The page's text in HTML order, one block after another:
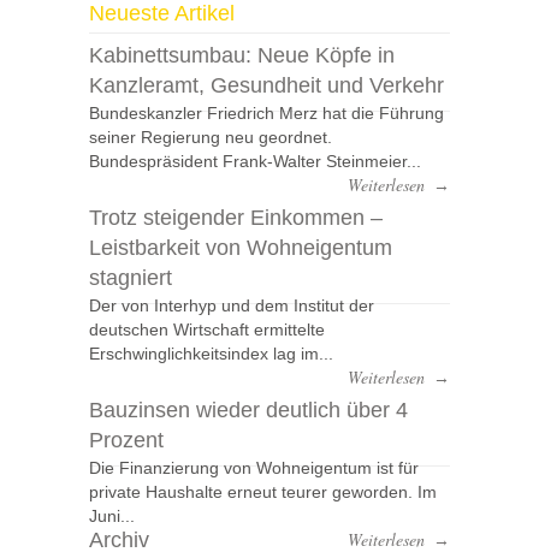
Neueste Artikel
Kabinettsumbau: Neue Köpfe in
Kanzleramt, Gesundheit und Verkehr
Bundeskanzler Friedrich Merz hat die Führung
seiner Regierung neu geordnet.
Bundespräsident Frank-Walter Steinmeier...
Weiterlesen →
Trotz steigender Einkommen –
Leistbarkeit von Wohneigentum
stagniert
Der von Interhyp und dem Institut der
deutschen Wirtschaft ermittelte
Erschwinglichkeitsindex lag im...
Weiterlesen →
Bauzinsen wieder deutlich über 4
Prozent
Die Finanzierung von Wohneigentum ist für
private Haushalte erneut teurer geworden. Im
Juni...
Weiterlesen →
Archiv